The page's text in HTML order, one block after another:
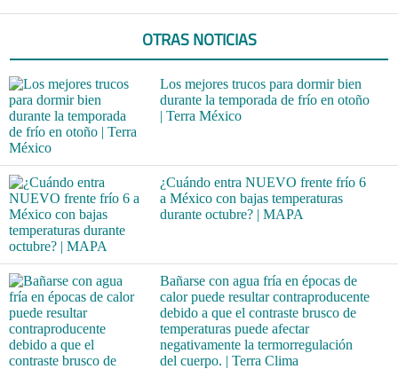
OTRAS NOTICIAS
Los mejores trucos para dormir bien
durante la temporada de frío en otoño
| Terra México
¿Cuándo entra NUEVO frente frío 6
a México con bajas temperaturas
durante octubre? | MAPA
Bañarse con agua fría en épocas de
calor puede resultar contraproducente
debido a que el contraste brusco de
temperaturas puede afectar
negativamente la termorregulación
del cuerpo. | Terra Clima